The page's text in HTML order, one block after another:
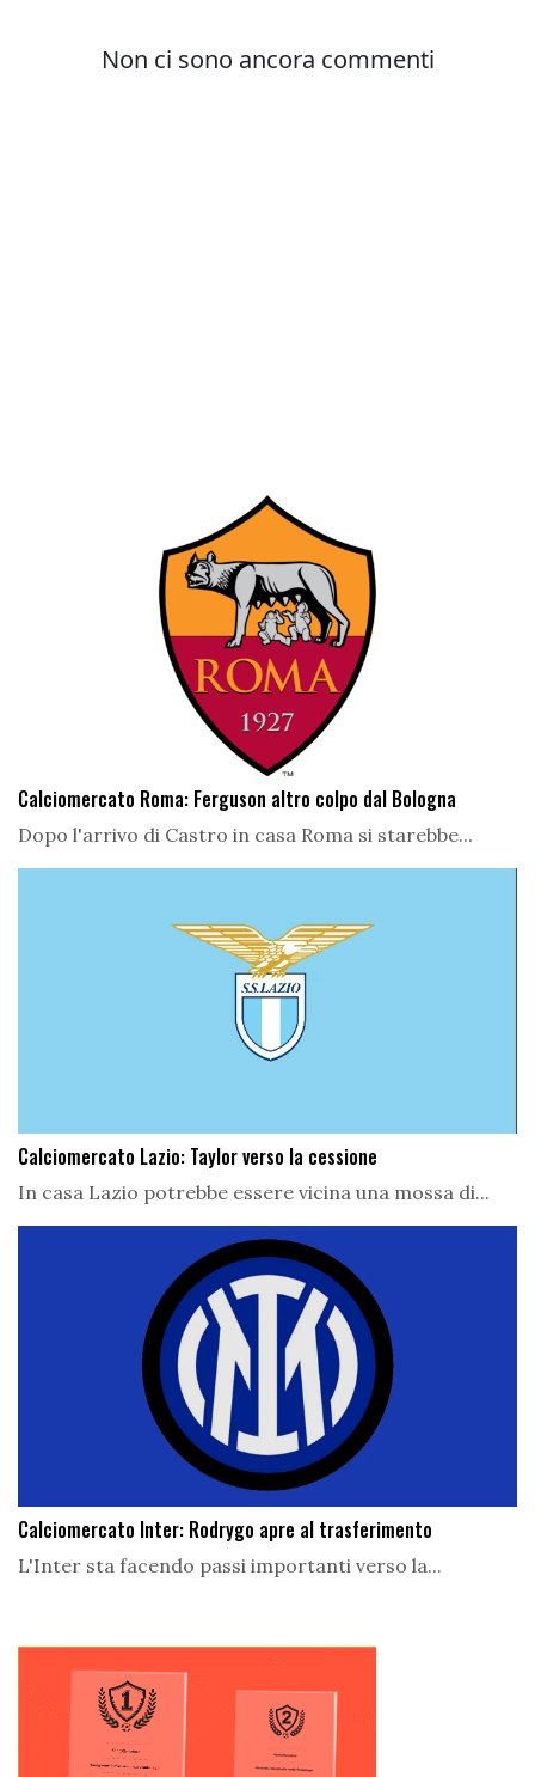
Calciomercato Roma: Ferguson altro colpo dal Bologna
Dopo l'arrivo di Castro in casa Roma si starebbe...
Calciomercato Lazio: Taylor verso la cessione
In casa Lazio potrebbe essere vicina una mossa di...
Calciomercato Inter: Rodrygo apre al trasferimento
L'Inter sta facendo passi importanti verso la...